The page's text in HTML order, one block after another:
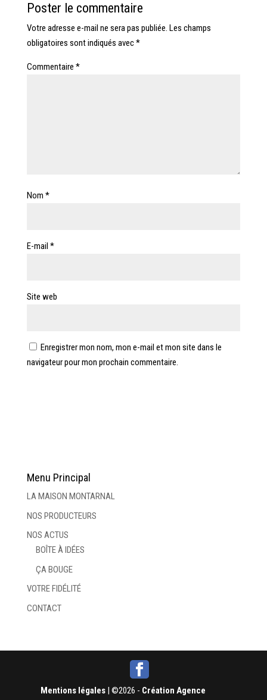
Poster le commentaire
Votre adresse e-mail ne sera pas publiée. Les champs
obligatoires sont indiqués avec*
Commentaire *
Nom *
E-mail *
Site web
Enregistrer mon nom, mon e-mail et mon site dans le
navigateur pour mon prochain commentaire.
Menu Principal
LA MAISON MONTARNAL
NOS PRODUCTEURS
NOS ACTUS
BOÎTE À IDÉES
ÇA BOUGE
VOTRE FIDÉLITÉ
CONTACT
Mentions légales| ©2026 - Création Agence